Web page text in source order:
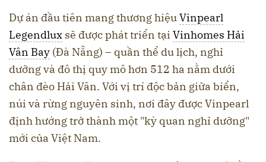
Dự án đầu tiên mang thương hiệuVinpearl
Legendlux sẽ được phát triển tại Vinhomes Hải
Vân Bay (Đà Nẵng) – quần thể du lịch, nghỉ
dưỡng và đô thị quy mô hơn 512 ha nằm dưới
chân đèo Hải Vân. Với vị trí độc bản giữa biển,
núi và rừng nguyên sinh, nơi đây được Vinpearl
định hướng trở thành một "kỳ quan nghỉ dưỡng"
mới của Việt Nam.